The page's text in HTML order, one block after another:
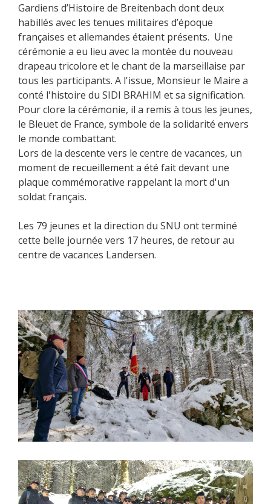
Gardiens d’Histoire de Breitenbach dont deux
habillés avec les tenues militaires d’époque
françaises et allemandes étaient présents. Une
cérémonie a eu lieu avec la montée du nouveau
drapeau tricolore et le chant de la marseillaise par
tous les participants. A l'issue, Monsieur le Maire a
conté l'histoire du SIDI BRAHIM et sa signification.
Pour clore la cérémonie, il a remis à tous les jeunes,
le Bleuet de France, symbole de la solidarité envers
le monde combattant.
Lors de la descente vers le centre de vacances, un
moment de recueillement a été fait devant une
plaque commémorative rappelant la mort d'un
soldat français.
Les 79 jeunes et la direction du SNU ont terminé
cette belle journée vers 17 heures, de retour au
centre de vacances Landersen.